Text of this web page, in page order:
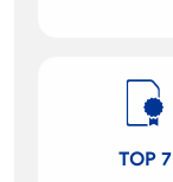
TOP 7